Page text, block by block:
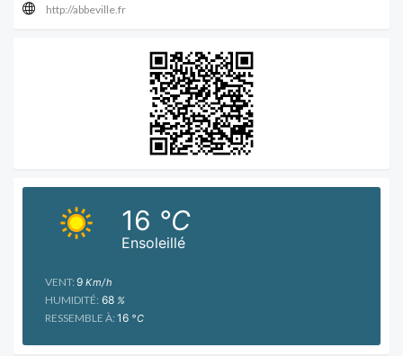
http://abbeville.fr
Ensoleillé
16 °C
VENT: 9 Km/h
HUMIDITÉ: 68 %
RESSEMBLE À: 16 °C